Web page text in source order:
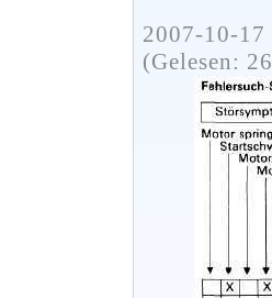
2007-10-
(Gelesen: